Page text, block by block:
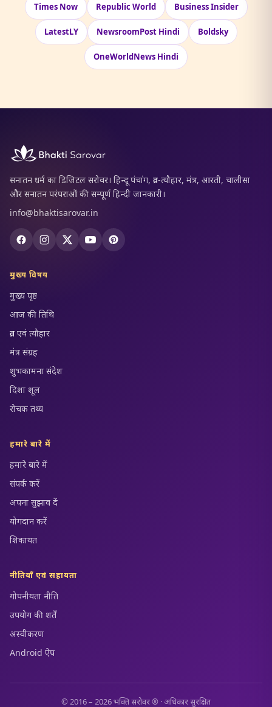
Times Now Republic World Business Insider
LatestLY NewsroomPost Hindi Boldsky
OneWorldNews Hindi
सनातन धर्म का डिजिटल सरोवर। हिन्दू पंचांग, व्रत-त्यौहार, मंत्र, आरती, चालीसा
और सनातन परंपराओं की सम्पूर्ण हिन्दी जानकारी।
info@bhaktisarovar.in
मुख्य विषय
मुख्य पृष्ठ
आज की तिथि
व्रत एवं त्यौहार
मंत्र संग्रह
शुभकामना संदेश
दिशा शूल
रोचक तथ्य
हमारे बारे में
हमारे बारे में
संपर्क करें
अपना सुझाव दें
योगदान करें
शिकायत
नीतियाँ एवं सहायता
गोपनीयता नीति
उपयोग की शर्तें
अस्वीकरण
Android ऐप
© 2016 – 2026 भक्ति सरोवर ® · अधिकार सुरक्षित